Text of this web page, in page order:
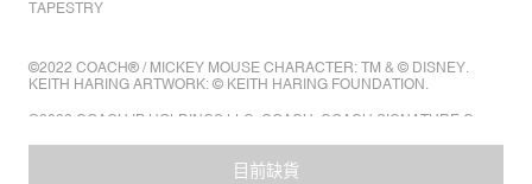
目前缺貨
TAPESTRY
©2022 COACH® / MICKEY MOUSE CHARACTER: TM & © DISNEY.
KEITH HARING ARTWORK: © KEITH HARING FOUNDATION.
©2022 COACH IP HOLDINGS LLC. COACH, COACH SIGNATURE C